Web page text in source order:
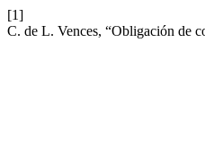
[1]
C. de L. Vences, “Obligación de